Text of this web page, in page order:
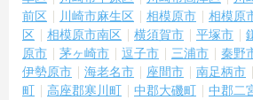
前区
川崎市麻生区 相模原市 相模原
区
相模原市南区 横須賀市 平塚市
原市
茅ヶ崎市 逗子市 三浦市 秦野
伊勢原市
海老名市 座間市 南足柄市
町
高座郡寒川町 中郡大磯町 中郡二